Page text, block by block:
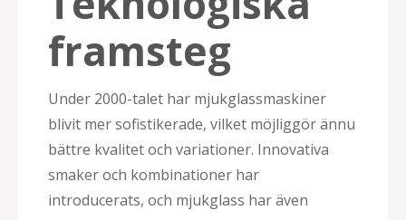
framsteg
Under 2000-talet har mjukglassmaskiner
blivit mer sofistikerade, vilket möjliggör ännu
bättre kvalitet och variationer. Innovativa
smaker och kombinationer har
introducerats, och mjukglass har även